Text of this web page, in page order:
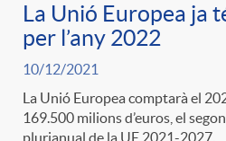
La Unió Europea ja
per l’any 2022
10/12/2021
La Unió Europea comptarà el
169.500 milions d’euros, el